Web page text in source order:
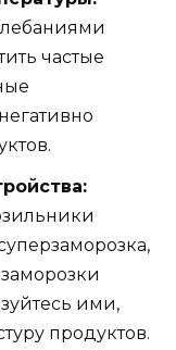
частые
ими,
продуктов.